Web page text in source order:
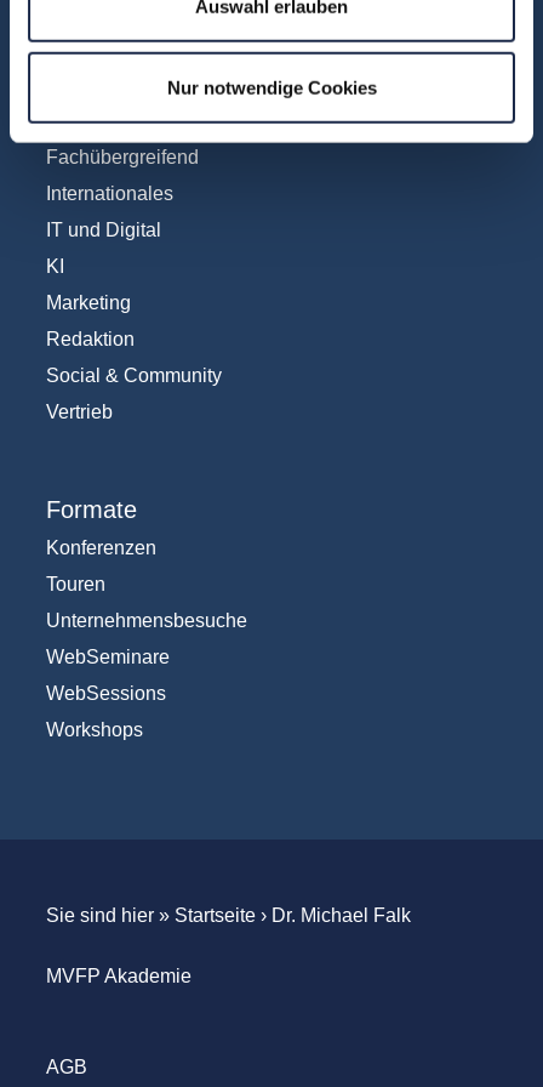
Auswahl erlauben
Nur notwendige Cookies
Fachbereiche
Abo & Subscription
Anzeigen
Fachübergreifend
Internationales
IT und Digital
KI
Marketing
Redaktion
Social & Community
Vertrieb
Formate
Konferenzen
Touren
Unternehmensbesuche
WebSeminare
WebSessions
Workshops
Sie sind hier » Startseite› Dr. Michael Falk
MVFP Akademie
AGB